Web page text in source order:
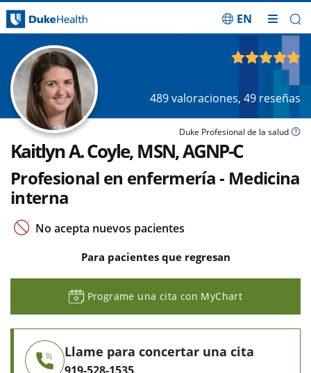
EN
489valoraciones, 49 reseñas
Duke Profesional de la salud
Kaitlyn A. Coyle, MSN, AGNP-C
Profesional en enfermería - Medicina
interna
No acepta nuevos pacientes
Para pacientes que regresan
Programe una cita con MyChart
Llame para concertar una cita